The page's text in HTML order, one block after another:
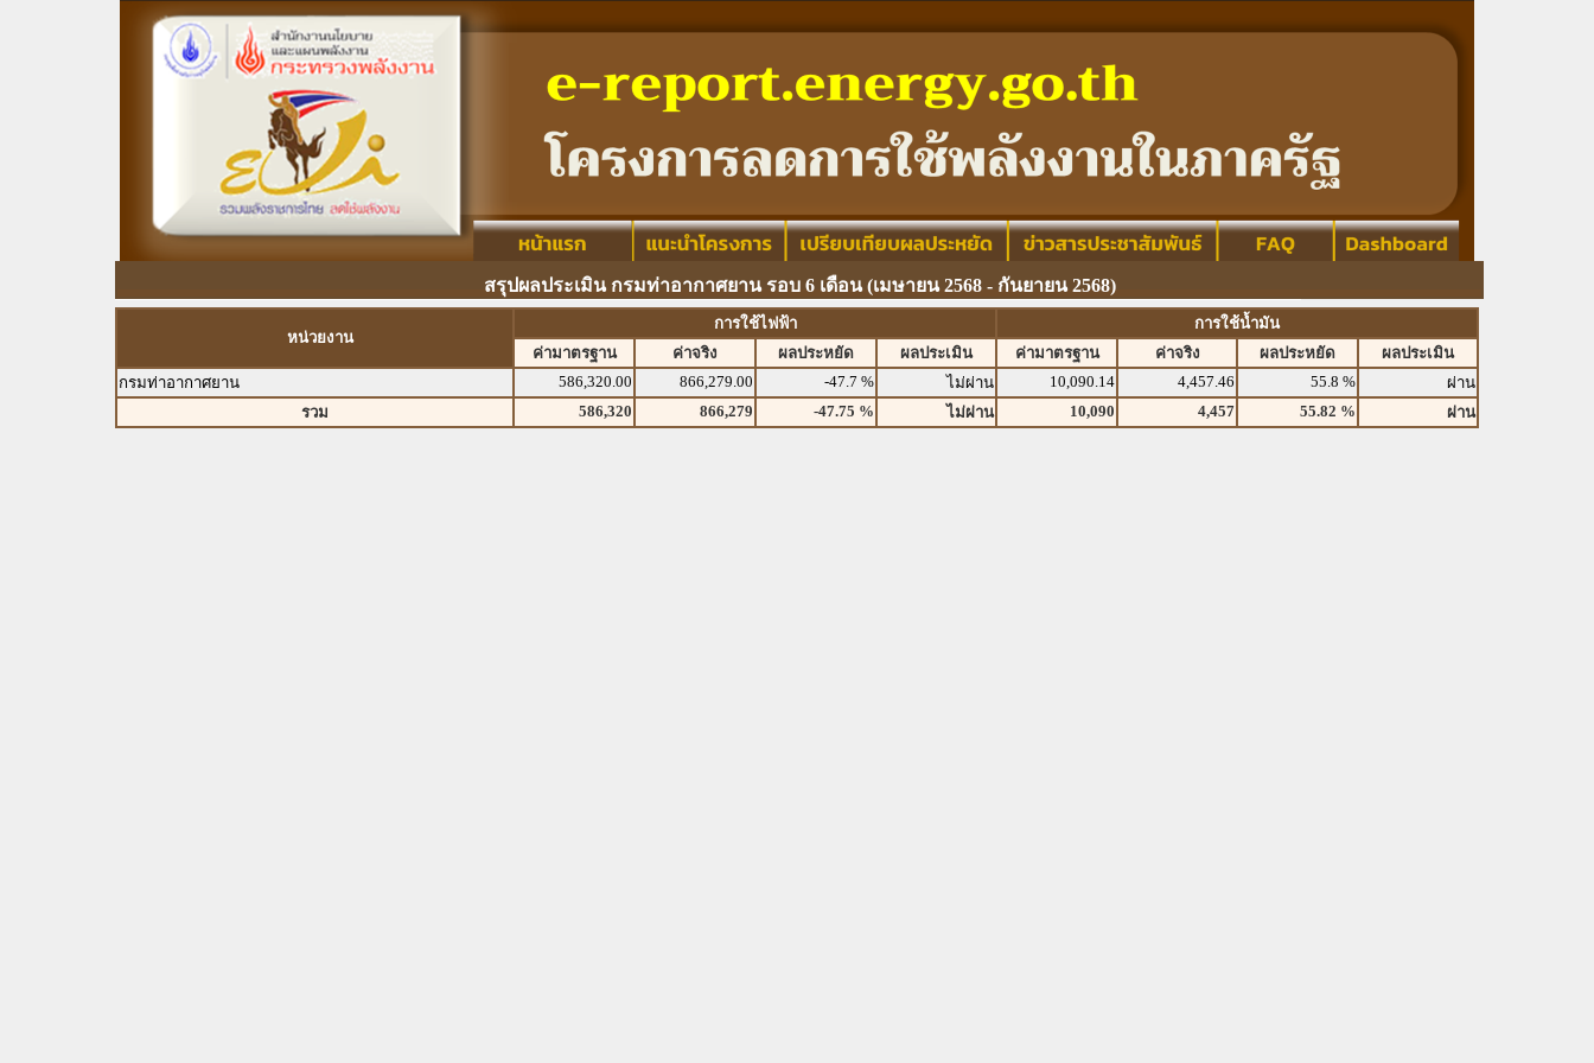
สรุปผลประเมิน กรมท่าอากาศยาน รอบ 6 เดือน (เมษายน 2568 - กันยายน 2568)
หน่วยงาน
การใช้ไฟฟ้า
การใช้น้ำมัน
ค่ามาตรฐาน
ค่าจริง ผลประหยัด ผลประเมิน ค่ามาตรฐาน ค่าจริง ผลประหยัด
ผลประเมิน
กรมท่าอากาศยาน
586,320.00 866,279.00 -47.7 % ไม่ผ่าน 10,090.14 4,457.46 55.8 %
ผ่าน
รวม
586,320 866,279 -47.75 % ไม่ผ่าน 10,090 4,457 55.82 % ผ่าน